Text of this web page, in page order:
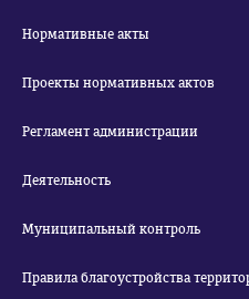
Нормативные акты
Проекты нормативных актов
Регламент администрации
Деятельность
Муниципальный контроль
Правила благоустройства